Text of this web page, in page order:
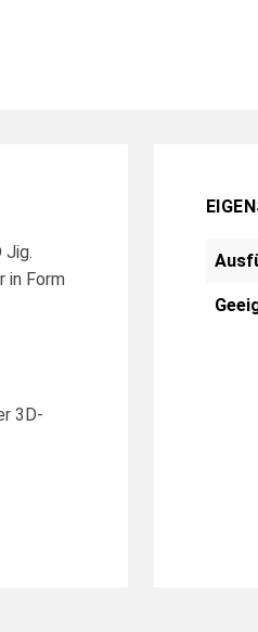
Jig.
in Form
3D-